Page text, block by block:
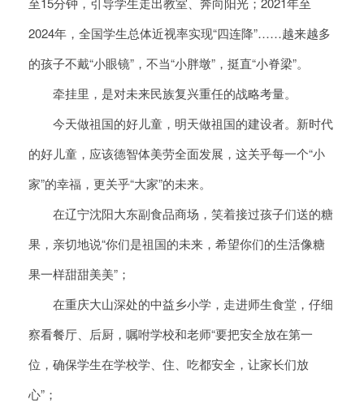
2024年，全国学生总体近视率实现“四连降”……越来越多
的孩子不戴“小眼镜”，不当“小胖墩”，挺直“小脊梁”。
牵挂里，是对未来民族复兴重任的战略考量。
今天做祖国的好儿童，明天做祖国的建设者。新时代
的好儿童，应该德智体美劳全面发展，这关乎每一个“小
家”的幸福，更关乎“大家”的未来。
在辽宁沈阳大东副食品商场，笑着接过孩子们送的糖
果，亲切地说“你们是祖国的未来，希望你们的生活像糖
果一样甜甜美美”；
在重庆大山深处的中益乡小学，走进师生食堂，仔细
察看餐厅、后厨，嘱咐学校和老师“要把安全放在第一
位，确保学生在学校学、住、吃都安全，让家长们放
心”；